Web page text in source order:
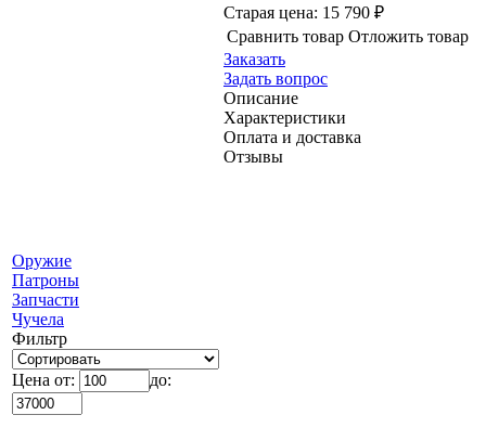
Оружие
Патроны
Запчасти
Чучела
Фильтр
Цена от: до:
Старая цена: 15 790 ₽
Сравнить товар Отложить товар
Заказать
Задать вопрос
Описание
Характеристики
Оплата и доставка
Отзывы